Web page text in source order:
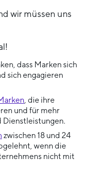
wir müssen uns
dass Marken sich
sich engagieren
, die ihre
und für mehr
Dienstleistungen.
zwischen 18 und 24
wenn die
nicht mit